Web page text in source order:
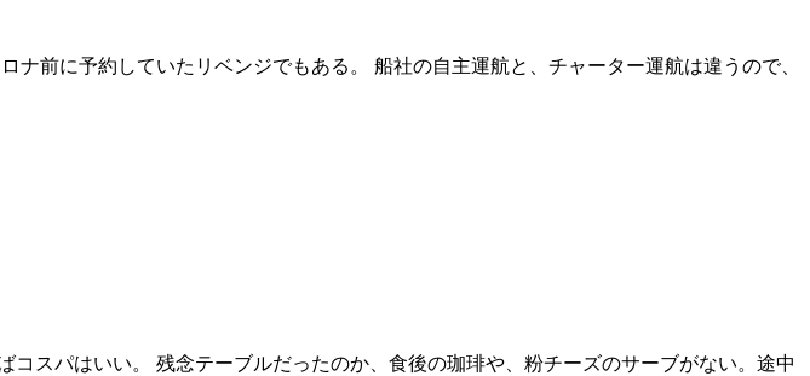
前に予約していたリベンジでもある。 船社の自主運航と、チャーター運航は違うので、
スパはいい。 残念テーブルだったのか、食後の珈琲や、粉チーズのサーブがない。途中